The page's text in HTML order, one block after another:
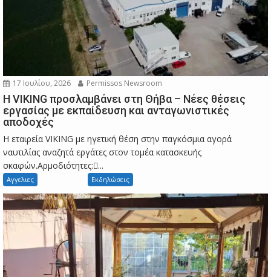
17 Ιουλίου, 2026 Permissos Newsroom
Η VIKING προσλαμβάνει στη Θήβα – Νέες θέσεις
εργασίας με εκπαίδευση και ανταγωνιστικές
αποδοχές
Η εταιρεία VIKING με ηγετική θέση στην παγκόσμια αγορά
ναυτιλίας αναζητά εργάτες στον τομέα κατασκευής
σκαφών.Αρμοδιότητες:...
Αγγελιες Εκδηλώσεις